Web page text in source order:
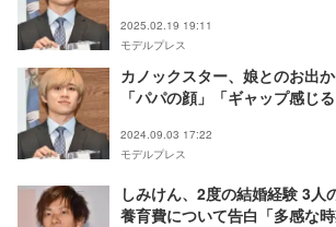
2025.02.19 19:11
モデルプレス
カノックスター、娘とのお出
「パパの顔」「ギャップ感じる
2024.09.03 17:22
モデルプレス
しみけん、2度の結婚経験 3人
養育費について告白「多感な